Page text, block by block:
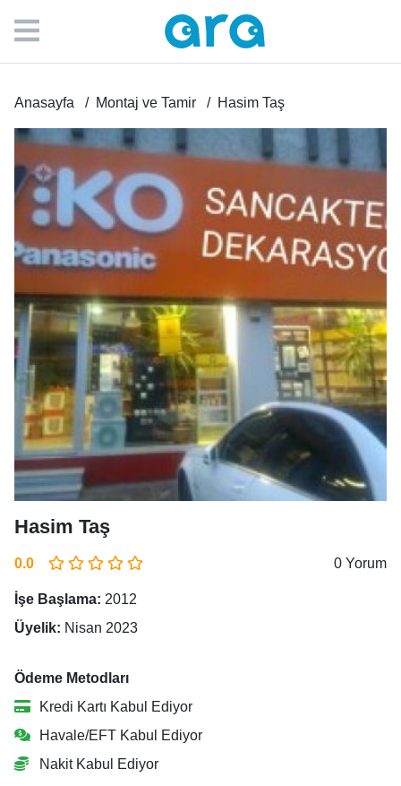
Anasayfa Montaj ve Tamir Hasim Taş
Hasim Taş
0.0 0 Yorum
İşe Başlama: 2012
Üyelik: Nisan 2023
Ödeme Metodları
Kredi Kartı Kabul Ediyor
Havale/EFT Kabul Ediyor
Nakit Kabul Ediyor